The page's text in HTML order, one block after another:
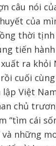
câu nói
của
thời tịnh
tiến
ra khỏi
cuối
Việt
chủ
“tìm cái
và những